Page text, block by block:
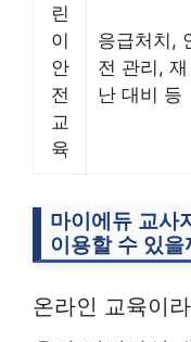
린
이
안
전
교
육
응급처치,
전 관리, 재
난 대비 등
마이에듀 교사
이용할 수 있을
온라인 교육이